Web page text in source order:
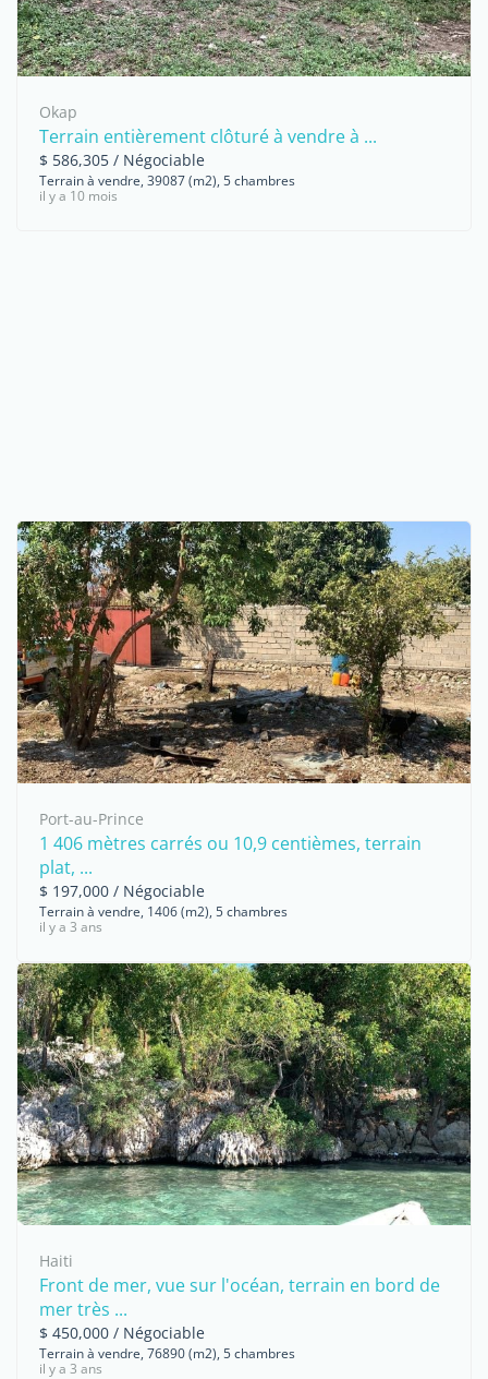
Okap
Terrain entièrement clôturé à vendre à ...
$ 586,305 / Négociable
Terrain à vendre, 39087 (m2), 5 chambres
il y a 10 mois
Port-au-Prince
1 406 mètres carrés ou 10,9 centièmes, terrain
plat, ...
$ 197,000 / Négociable
Terrain à vendre, 1406 (m2), 5 chambres
il y a 3 ans
Haiti
Front de mer, vue sur l'océan, terrain en bord de
mer très ...
$ 450,000 / Négociable
Terrain à vendre, 76890 (m2), 5 chambres
il y a 3 ans